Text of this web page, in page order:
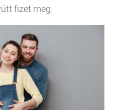
fizet meg.